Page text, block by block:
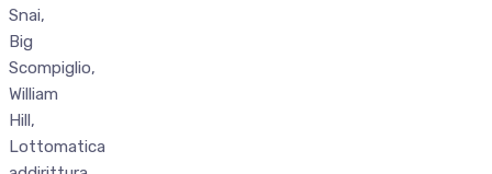
Snai,
Big
Scompiglio,
William
Hill,
Lottomatica